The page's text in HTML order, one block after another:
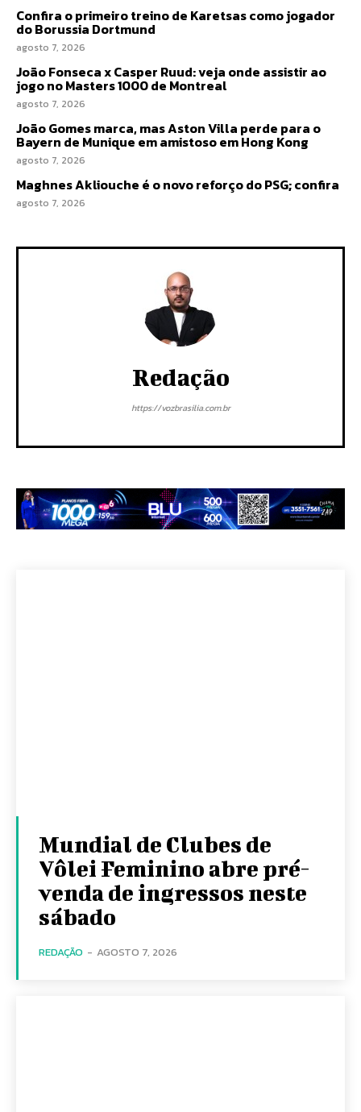
Confira o primeiro treino de Karetsas como jogador
do Borussia Dortmund
agosto 7, 2026
João Fonseca x Casper Ruud: veja onde assistir ao
jogo no Masters 1000 de Montreal
agosto 7, 2026
João Gomes marca, mas Aston Villa perde para o
Bayern de Munique em amistoso em Hong Kong
agosto 7, 2026
Maghnes Akliouche é o novo reforço do PSG; confira
agosto 7, 2026
Redação
https://vozbrasilia.com.br
Mundial de Clubes de
Vôlei Feminino abre pré-
venda de ingressos neste
sábado
REDAÇÃO - AGOSTO 7, 2026